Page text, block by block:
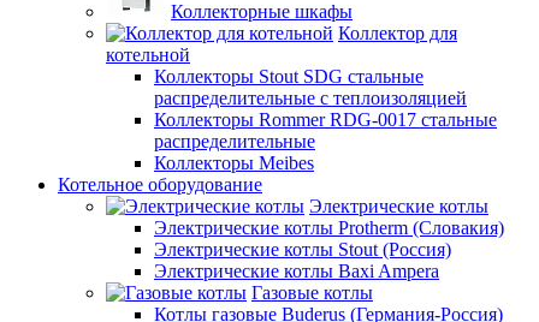
Коллекторные шкафы
Коллектор для
котельной
Коллекторы Stout SDG стальные
распределительные с теплоизоляцией
Коллекторы Rommer RDG-0017 стальные
распределительные
Коллекторы Meibes
Котельное оборудование
Электрические котлы
Электрические котлы Protherm (Словакия)
Электрические котлы Stout (Россия)
Электрические котлы Baxi Ampera
Газовые котлы
Котлы газовые Buderus (Германия-Россия)